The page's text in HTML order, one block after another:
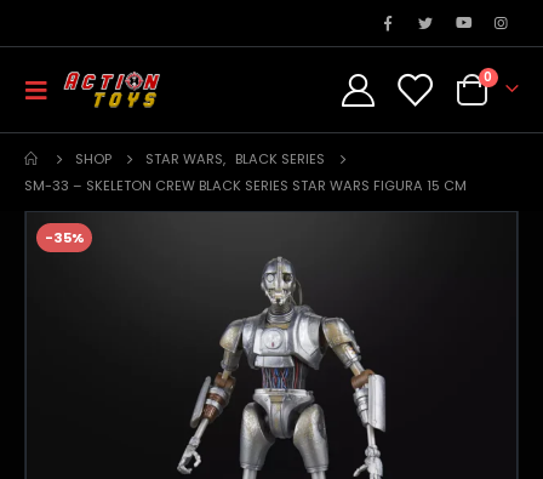
0
SHOP STAR WARS, BLACK SERIES
SM-33 – SKELETON CREW BLACK SERIES STAR WARS FIGURA 15 CM
-35%